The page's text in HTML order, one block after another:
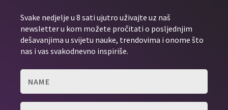
Svake nedjelje u 8 sati ujutro uživajte uz naš
newsletter u kom možete pročitati o posljednjim
dešavanjima u svijetu nauke, trendovima i onome što
nas i vas svakodnevno inspiriše.